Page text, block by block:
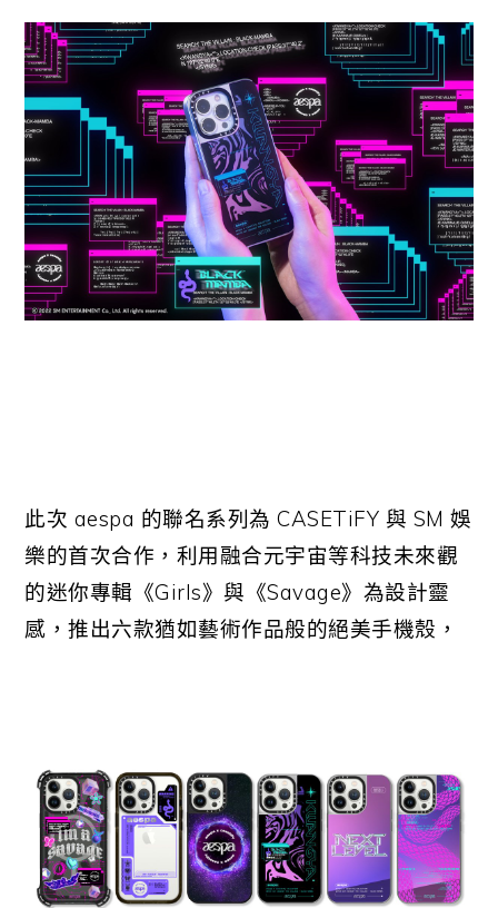
此次 aespa 的聯名系列為CASETiFY 與 SM娛
樂的首次合作，利用融合元宇宙等科技未來觀
的迷你專輯《Girls》與《Savage》為設計靈
感，推出六款猶如藝術作品般的絕美手機殼，